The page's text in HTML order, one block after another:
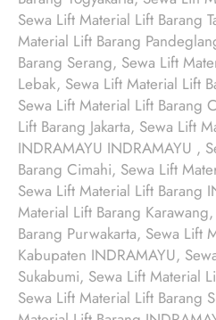
Sewa Lift Material Lift Barang
Material Lift Barang
Barang Serang, Sewa Lift
Lebak, Sewa Lift Material Lift
Sewa Lift Material Lift Barang
Lift Barang Jakarta, Sewa Lift
INDRAMAYU INDRAMAYU ,
Barang Cimahi, Sewa Lift
Sewa Lift Material Lift Barang
Material Lift Barang
Barang Purwakarta, Sewa Lift
Kabupaten INDRAMAYU,
Sukabumi, Sewa Lift Material
Sewa Lift Material Lift Barang